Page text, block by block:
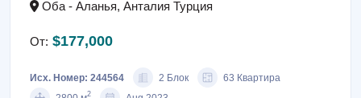
Оба - Аланья, Анталия Турция
От: $177,000
Исх. Номер: 244564 2 Блок
63 Квартира
2